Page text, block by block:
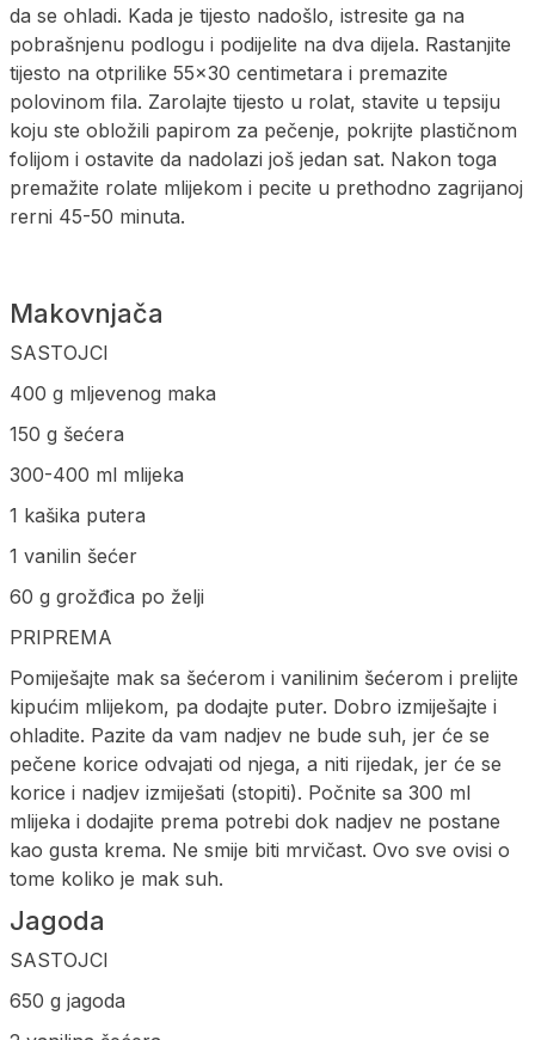
da se ohladi. Kada je tijesto nadošlo, istresite ga na
pobrašnjenu podlogu i podijelite na dva dijela. Rastanjite
tijesto na otprilike 55×30 centimetara i premazite
polovinom fila. Zarolajte tijesto u rolat, stavite u tepsiju
koju ste obložili papirom za pečenje, pokrijte plastičnom
folijom i ostavite da nadolazi još jedan sat. Nakon toga
premažite rolate mlijekom i pecite u prethodno zagrijanoj
rerni 45-50 minuta.
Makovnjača
SASTOJCI
400 g mljevenog maka
150 g šećera
300-400 ml mlijeka
1 kašika putera
1 vanilin šećer
60 g grožđica po želji
PRIPREMA
Pomiješajte mak sa šećerom i vanilinim šećerom i prelijte
kipućim mlijekom, pa dodajte puter. Dobro izmiješajte i
ohladite. Pazite da vam nadjev ne bude suh, jer će se
pečene korice odvajati od njega, a niti rijedak, jer će se
korice i nadjev izmiješati (stopiti). Počnite sa 300 ml
mlijeka i dodajite prema potrebi dok nadjev ne postane
kao gusta krema. Ne smije biti mrvičast. Ovo sve ovisi o
tome koliko je mak suh.
Jagoda
SASTOJCI
650 g jagoda